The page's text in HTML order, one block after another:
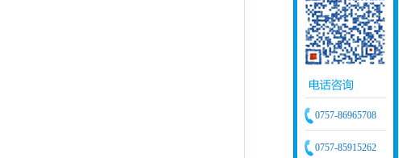
0757-86965708
0757-85915262